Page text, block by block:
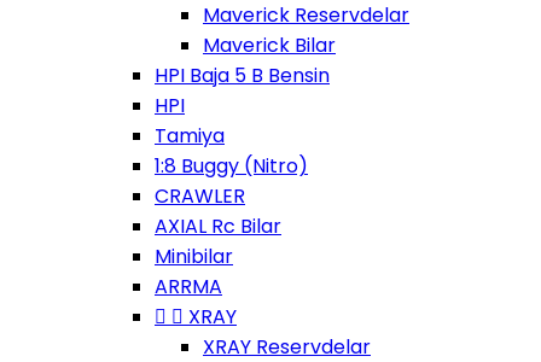
Maverick Reservdelar
Maverick Bilar
HPI Baja 5 B Bensin
HPI
Tamiya
1:8 Buggy (Nitro)
CRAWLER
AXIAL Rc Bilar
Minibilar
ARRMA
  XRAY
XRAY Reservdelar